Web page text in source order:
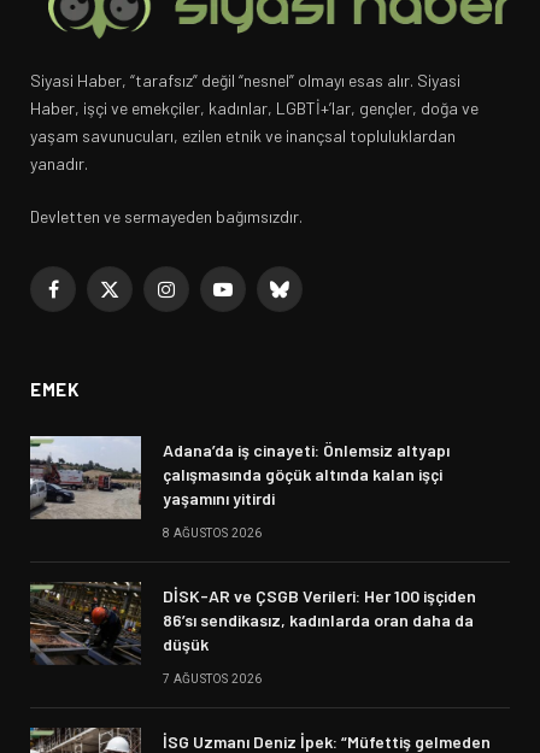
Siyasi Haber, “tarafsız” değil “nesnel” olmayı esas alır. Siyasi
Haber, işçi ve emekçiler, kadınlar, LGBTİ+’lar, gençler, doğa ve
yaşam savunucuları, ezilen etnik ve inançsal topluluklardan
yanadır.
Devletten ve sermayeden bağımsızdır.
Facebook
X
InstagramYouTubeBluesky
EMEK
Adana’da iş cinayeti: Önlemsiz altyapı
çalışmasında göçük altında kalan işçi
yaşamını yitirdi
8 AĞUSTOS 2026
DİSK-AR ve ÇSGB Verileri: Her 100 işçiden
86’sı sendikasız, kadınlarda oran daha da
düşük
7 AĞUSTOS 2026
İSG Uzmanı Deniz İpek: “Müfettiş gelmeden